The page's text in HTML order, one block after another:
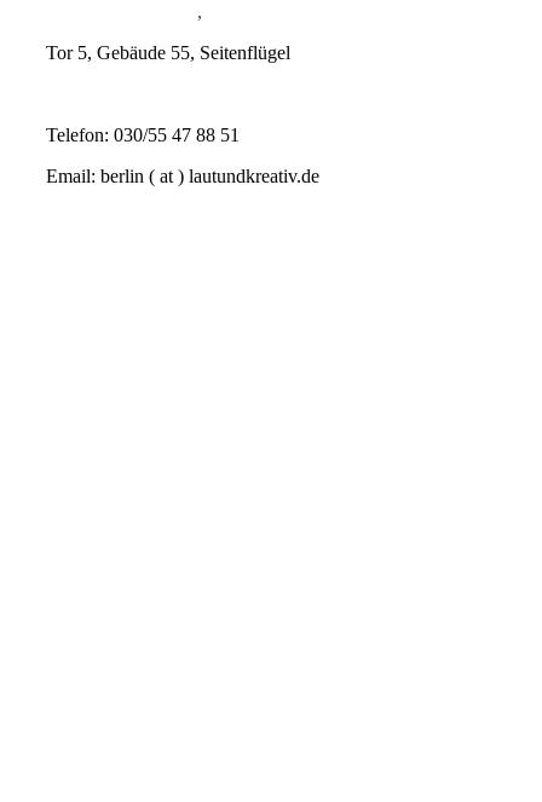
,
Tor 5, Gebäude 55, Seitenflügel
Telefon: 030/55 47 88 51
Email: berlin ( at ) lautundkreativ.de